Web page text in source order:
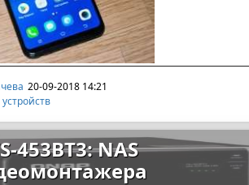
20-09-2018 14:21
453BT3: NAS